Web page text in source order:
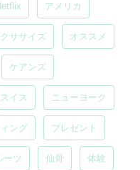
アメリカ
ササイズ オススメ
ケアンズ
スイス ニューヨーク
ング プレゼント
ーツ 仙骨 体験